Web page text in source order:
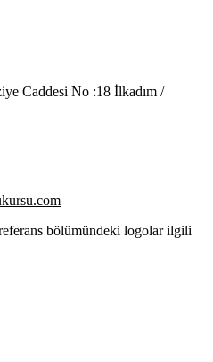
Caddesi No :18 İlkadım /
bölümündeki logolar ilgili